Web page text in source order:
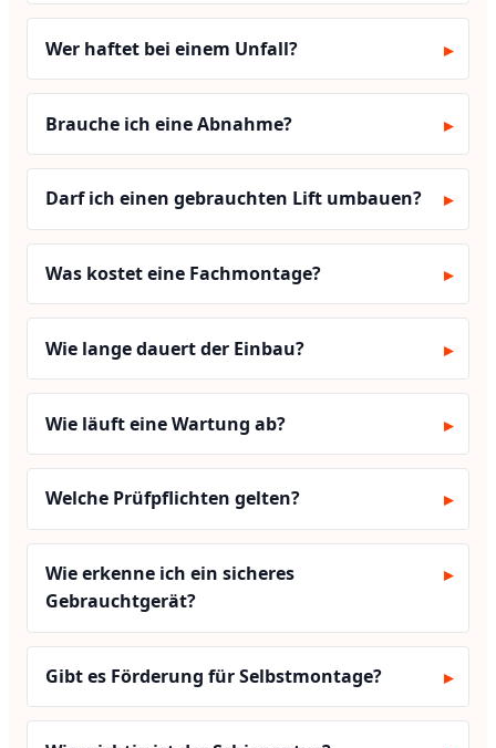
Wer haftet bei einem Unfall?
Brauche ich eine Abnahme?
Darf ich einen gebrauchten Lift umbauen?
Was kostet eine Fachmontage?
Wie lange dauert der Einbau?
Wie läuft eine Wartung ab?
Welche Prüfpflichten gelten?
Wie erkenne ich ein sicheres
Gebrauchtgerät?
Gibt es Förderung für Selbstmontage?